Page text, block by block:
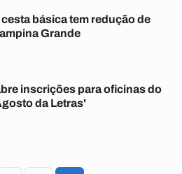
básica tem redução de
Grande
inscrições para oficinas do
da Letras'